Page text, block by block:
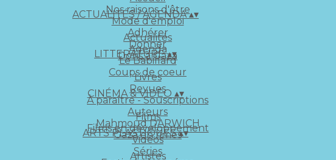
Nos raisons d'être
Mode d'emploi
Adhérer
Donner
Dons à Gaza
ACTUALITÉS / AGENDA▴▾
Actualités
Agenda
Le Babillard
Coups de coeur
LITTERATURE▴▾
Livres
Revues
À paraître - Souscriptions
Auteurs
Mahmoud DARWICH
Gaza en rimes
CINÉMA & VIDÉO ▴▾
Films
Films en développement
Vidéos
Séries
ARTS PLASTIQUES▴▾
Artistes